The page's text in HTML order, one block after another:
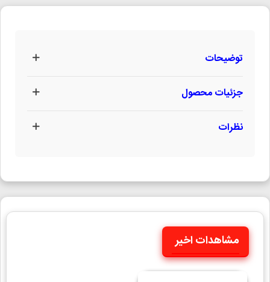
توضیحات
جزئیات محصول
نظرات
مشاهدات اخیر